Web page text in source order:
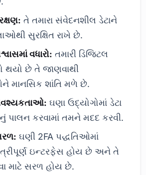
તે તમારા સંવેદનશીલ ડેટાને
સુરક્ષિત રાખે છે.
વધારો: તમારી ડિજિટલ
થયો છે તે જાણવાથી
માનસિક શાંતિ મળે છે.
ઘણા ઉદ્યોગોમાં ડેટા
પાલન કરવામાં તમને મદદ કરવી.
ઘણી 2FA પદ્ધતિઓમાં
ઇન્ટરફેસ હોય છે અને તે
માટે સરળ હોય છે.